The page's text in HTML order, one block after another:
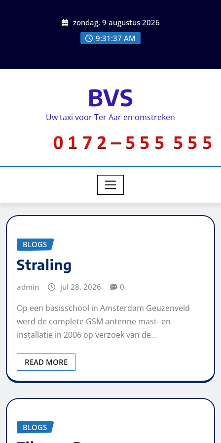
zondag, 9 augustus 2026
9:31:37 AM
BVS
Uw taxi voor Ter Aar en omstreken
BLOGS
Straling
admin jul 28, 2026 0
Op een basisschool in Amsterdam Geuzenveld
werd de complete GSM antenne mast- en
installatie in 2006 op verzoek van de…
READ MORE
BLOGS